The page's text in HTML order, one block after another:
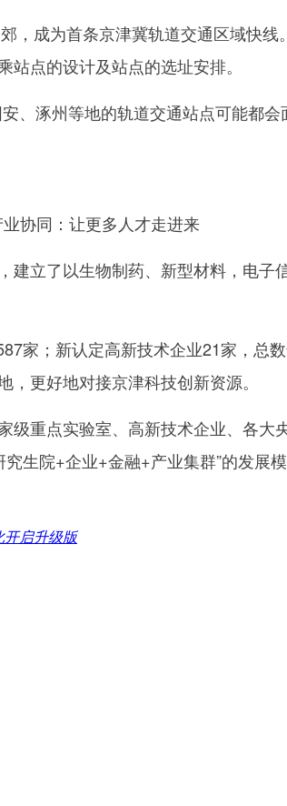
成为首条京津冀轨道交通区域快线
点的设计及站点的选址安排。
涿州等地的轨道交通站点可能都会
同：让更多人才走进来
立了以生物制药、新型材料，电子
；新认定高新技术企业21家，总
更好地对接京津科技创新资源。
重点实验室、高新技术企业、各大
生院+企业+金融+产业集群”的发展
开启升级版